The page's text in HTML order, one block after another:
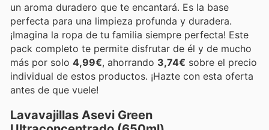
un aroma duradero que te encantará. Es la base
perfecta para una limpieza profunda y duradera.
¡Imagina la ropa de tu familia siempre perfecta! Este
pack completo te permite disfrutar de él y de mucho
más por solo 4,99€, ahorrando 3,74€ sobre el precio
individual de estos productos. ¡Hazte con esta oferta
antes de que vuele!
Lavavajillas Asevi Green